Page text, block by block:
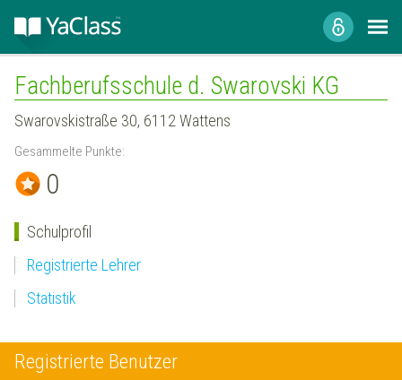
Fachberufsschule d. Swarovski KG
Swarovskistraße 30, 6112 Wattens
Gesammelte Punkte:
0
Schulprofil
Registrierte Lehrer
Statistik
Registrierte Benutzer